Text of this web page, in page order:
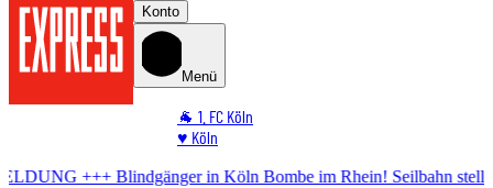
Konto
Menü
🐐 1. FC Köln
♥️ Köln
in KölnBombe im Rhein! Seilbahn stellt Betrieb ein+++